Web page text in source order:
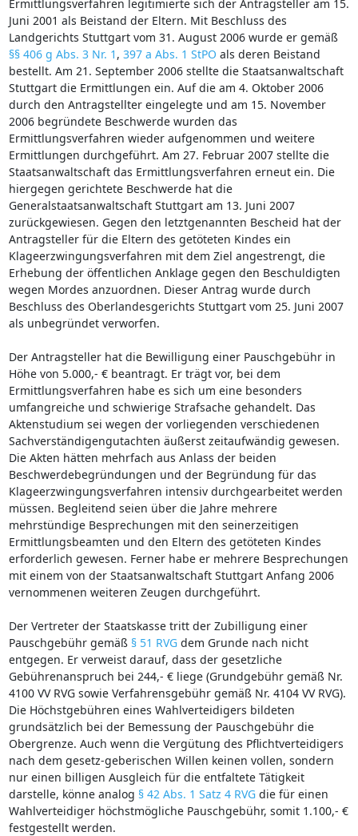
Ermittlungsverfahren legitimierte sich der Antragsteller am 15.
Juni 2001 als Beistand der Eltern. Mit Beschluss des
Landgerichts Stuttgart vom 31. August 2006 wurde er gemäß
§§ 406 g Abs. 3 Nr. 1 , 397 a Abs. 1 StPO als deren Beistand
bestellt. Am 21. September 2006 stellte die Staatsanwaltschaft
Stuttgart die Ermittlungen ein. Auf die am 4. Oktober 2006
durch den Antragstellter eingelegte und am 15. November
2006 begründete Beschwerde wurden das
Ermittlungsverfahren wieder aufgenommen und weitere
Ermittlungen durchgeführt. Am 27. Februar 2007 stellte die
Staatsanwaltschaft das Ermittlungsverfahren erneut ein. Die
hiergegen gerichtete Beschwerde hat die
Generalstaatsanwaltschaft Stuttgart am 13. Juni 2007
zurückgewiesen. Gegen den letztgenannten Bescheid hat der
Antragsteller für die Eltern des getöteten Kindes ein
Klageerzwingungsverfahren mit dem Ziel angestrengt, die
Erhebung der öffentlichen Anklage gegen den Beschuldigten
wegen Mordes anzuordnen. Dieser Antrag wurde durch
Beschluss des Oberlandesgerichts Stuttgart vom 25. Juni 2007
als unbegründet verworfen.
Der Antragsteller hat die Bewilligung einer Pauschgebühr in
Höhe von 5.000,- € beantragt. Er trägt vor, bei dem
Ermittlungsverfahren habe es sich um eine besonders
umfangreiche und schwierige Strafsache gehandelt. Das
Aktenstudium sei wegen der vorliegenden verschiedenen
Sachverständigengutachten äußerst zeitaufwändig gewesen.
Die Akten hätten mehrfach aus Anlass der beiden
Beschwerdebegründungen und der Begründung für das
Klageerzwingungsverfahren intensiv durchgearbeitet werden
müssen. Begleitend seien über die Jahre mehrere
mehrstündige Besprechungen mit den seinerzeitigen
Ermittlungsbeamten und den Eltern des getöteten Kindes
erforderlich gewesen. Ferner habe er mehrere Besprechungen
mit einem von der Staatsanwaltschaft Stuttgart Anfang 2006
vernommenen weiteren Zeugen durchgeführt.
Der Vertreter der Staatskasse tritt der Zubilligung einer
Pauschgebühr gemäß § 51 RVGdem Grunde nach nicht
entgegen. Er verweist darauf, dass der gesetzliche
Gebührenanspruch bei 244,- € liege (Grundgebühr gemäß Nr.
4100 VV RVG sowie Verfahrensgebühr gemäß Nr. 4104 VV RVG).
Die Höchstgebühren eines Wahlverteidigers bildeten
grundsätzlich bei der Bemessung der Pauschgebühr die
Obergrenze. Auch wenn die Vergütung des Pflichtverteidigers
nach dem gesetz-geberischen Willen keinen vollen, sondern
nur einen billigen Ausgleich für die entfaltete Tätigkeit
darstelle, könne analog § 42 Abs. 1 Satz 4 RVGdie für einen
Wahlverteidiger höchstmögliche Pauschgebühr, somit 1.100,- €
festgestellt werden.